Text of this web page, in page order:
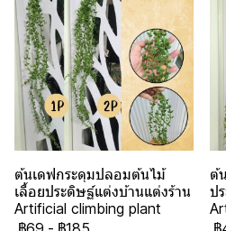
ต้นเดฟกระดุมปลอมต้นไม้
เลื้อยประดิษฐ์แต่งบ้านแต่งร้าน
Artificial climbing plant
ต้
ป